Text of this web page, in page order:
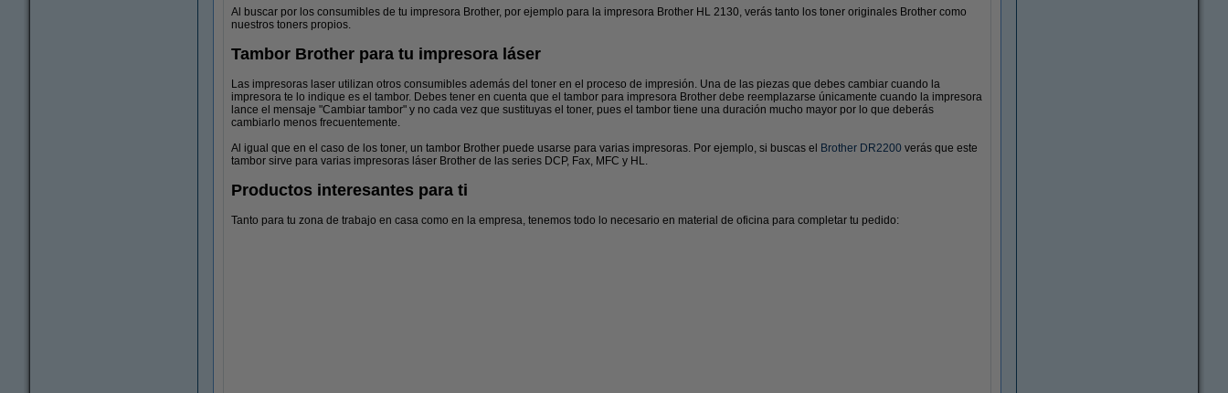
Al buscar por los consumibles de tu impresora Brother, por ejemplo para la impresora Brother HL 2130, verás tanto los toner originales Brother como
nuestros toners propios.
Tambor Brother para tu impresora láser
Las impresoras laser utilizan otros consumibles además del toner en el proceso de impresión. Una de las piezas que debes cambiar cuando la
impresora te lo indique es el tambor. Debes tener en cuenta que el tambor para impresora Brother debe reemplazarse únicamente cuando la impresora
lance el mensaje "Cambiar tambor" y no cada vez que sustituyas el toner, pues el tambor tiene una duración mucho mayor por lo que deberás
cambiarlo menos frecuentemente.
Al igual que en el caso de los toner, un tambor Brother puede usarse para varias impresoras. Por ejemplo, si buscas el Brother DR2200 verás que este
tambor sirve para varias impresoras láser Brother de las series DCP, Fax, MFC y HL.
Productos interesantes para ti
Tanto para tu zona de trabajo en casa como en la empresa, tenemos todo lo necesario en material de oficina para completar tu pedido: